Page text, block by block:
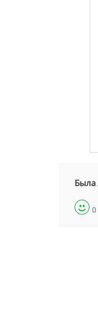
Была
0